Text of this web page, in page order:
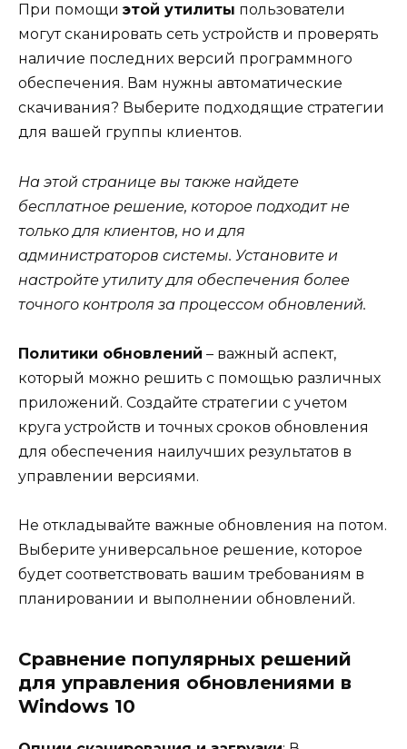
При помощи этой утилиты пользователи
могут сканировать сеть устройств и проверять
наличие последних версий программного
обеспечения. Вам нужны автоматические
скачивания? Выберите подходящие стратегии
для вашей группы клиентов.
На этой странице вы также найдете
бесплатное решение, которое подходит не
только для клиентов, но и для
администраторов системы. Установите и
настройте утилиту для обеспечения более
точного контроля за процессом обновлений.
Политики обновлений – важный аспект,
который можно решить с помощью различных
приложений. Создайте стратегии с учетом
круга устройств и точных сроков обновления
для обеспечения наилучших результатов в
управлении версиями.
Не откладывайте важные обновления на потом.
Выберите универсальное решение, которое
будет соответствовать вашим требованиям в
планировании и выполнении обновлений.
Сравнение популярных решений
для управления обновлениями в
Windows 10